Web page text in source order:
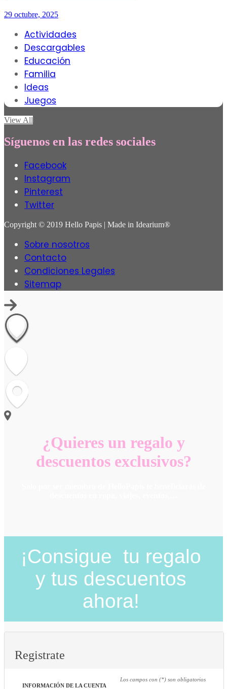
29 octubre, 2025
Actividades
Descargables
Educación
Familia
Ideas
Juegos
View All
Síguenos en las redes sociales
Facebook
Instagram
Pinterest
Twitter
Copyright © 2019 Hello Papis | Made in Idearium®
Sobre nosotros
Contacto
Condiciones Legales
Sitemap
¿Quieres un regalo y
descuentos exclusivos?
¡Consigue tu regalo
y tus descuentos
ahora!
Registrate
Los campos con (*) son obligatorios
INFORMACIÓN DE LA CUENTA